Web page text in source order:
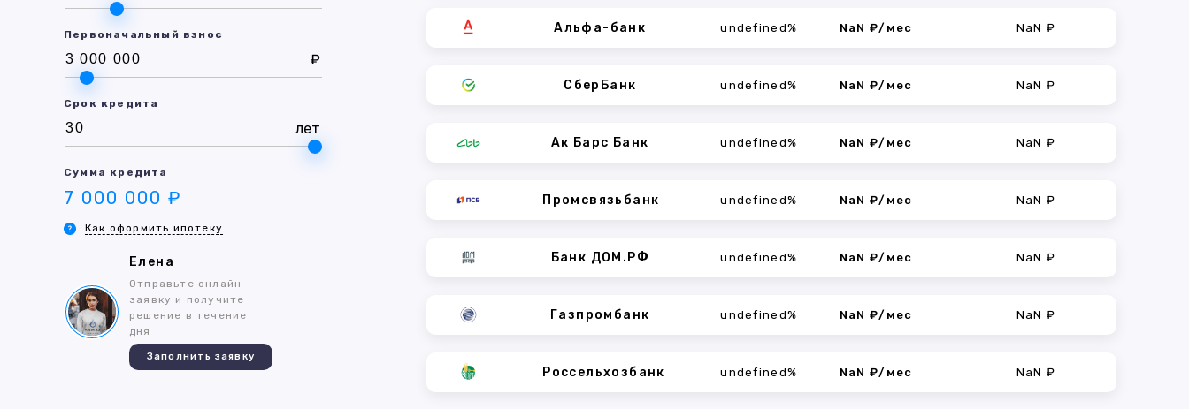
Первоначальный взнос
₽
Срок кредита
лет
Сумма кредита
7 000 000 ₽
Как оформить ипотеку
Елена
Отправьте онлайн-
заявку и получите
решение в течение
дня
Заполнить заявку
Альфа-банк undefined% NaN ₽/мес NaN ₽
СберБанк undefined% NaN ₽/мес NaN ₽
Ак Барс Банк undefined% NaN ₽/мес NaN ₽
Промсвязьбанк undefined% NaN ₽/мес NaN ₽
Банк ДОМ.РФ undefined% NaN ₽/мес NaN ₽
Газпромбанк undefined% NaN ₽/мес NaN ₽
Россельхозбанк undefined% NaN ₽/мес NaN ₽